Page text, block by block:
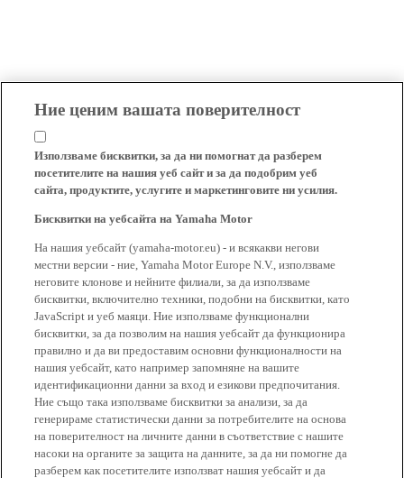
Ние ценим вашата поверителност
Използваме бисквитки, за да ни помогнат да разберем
посетителите на нашия уеб сайт и за да подобрим уеб
сайта, продуктите, услугите и маркетинговите ни усилия.
Бисквитки на уебсайта на Yamaha Motor
На нашия уебсайт (yamaha-motor.eu) - и всякакви негови
местни версии - ние, Yamaha Motor Europe N.V., използваме
неговите клонове и нейните филиали, за да използваме
бисквитки, включително техники, подобни на бисквитки, като
JavaScript и уеб маяци. Ние използваме функционални
бисквитки, за да позволим на нашия уебсайт да функционира
правилно и да ви предоставим основни функционалности на
нашия уебсайт, като например запомняне на вашите
идентификационни данни за вход и езикови предпочитания.
Ние също така използваме бисквитки за анализи, за да
генерираме статистически данни за потребителите на основа
на поверителност на личните данни в съответствие с нашите
насоки на органите за защита на данните, за да ни помогне да
разберем как посетителите използват нашия уебсайт и да